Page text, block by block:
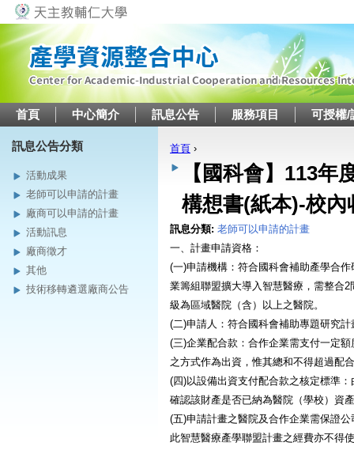
首頁 中心簡介 訊息公告 服務項目 可授權/
訊息公告分類
活動成果
老師可以申請的計畫
廠商可以申請的計畫
活動訊息
廠商徵才
其他
技術移轉遴選廠商公告
您在這裡
首頁 ›
【國科會】113
構想書(紙本)-校內
訊息分類: 老師可以申請的計畫
一、計畫申請資格：
(一)申請機構：符合國科會補助產學合
業籌組聯盟擴大導入智慧醫療，需整合
級為區域醫院（含）以上之醫院。
(二)申請人：符合國科會補助專題研究
(三)企業配合款：合作企業需支付一定
之方式作為出資，惟其總和不得超過配
(四)以設備出資支付配合款之核定標準
確認該財產是否已納為醫院（學校）資
(五)申請計畫之醫院及合作企業需保證
此智慧醫療產學聯盟計畫之經費亦不得